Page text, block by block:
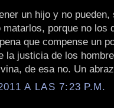
un hijo y no
porque no los
que compense un
la justicia de los
de esa no. Un
A LAS 7:23 P.M.